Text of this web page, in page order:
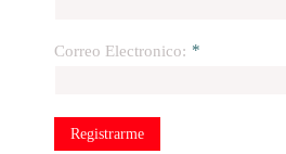
Correo Electronico: *
Registrarme